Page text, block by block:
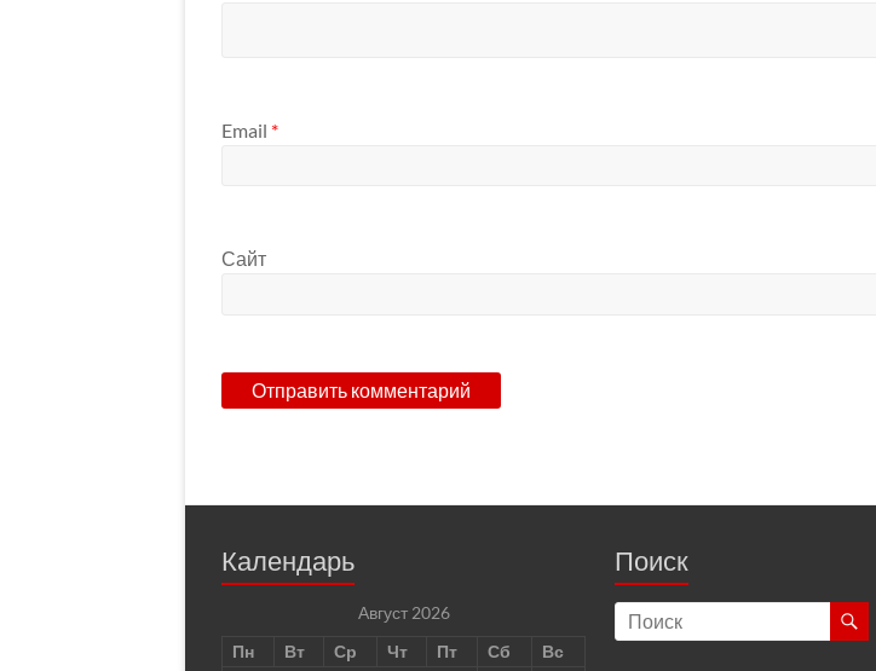
Email *
Сайт
Календарь
Август 2026
Пн
Вт Ср Чт Пт Сб
Вс
Поиск